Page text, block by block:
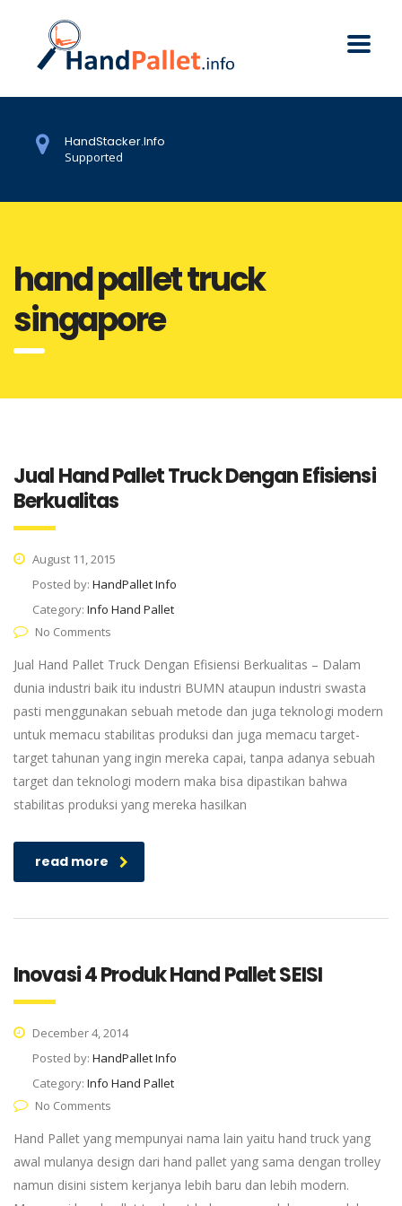
HandStacker.Info
Supported
hand pallet truck
singapore
Jual Hand Pallet Truck Dengan Efisiensi
Berkualitas
August 11, 2015
Posted by: HandPallet Info
Category: Info Hand Pallet
No Comments
Jual Hand Pallet Truck Dengan Efisiensi Berkualitas – Dalam
dunia industri baik itu industri BUMN ataupun industri swasta
pasti menggunakan sebuah metode dan juga teknologi modern
untuk memacu stabilitas produksi dan juga memacu target-
target tahunan yang ingin mereka capai, tanpa adanya sebuah
target dan teknologi modern maka bisa dipastikan bahwa
stabilitas produksi yang mereka hasilkan
read more
Inovasi 4 Produk Hand Pallet SEISI
December 4, 2014
Posted by: HandPallet Info
Category: Info Hand Pallet
No Comments
Hand Pallet yang mempunyai nama lain yaitu hand truck yang
awal mulanya design dari hand pallet yang sama dengan trolley
namun disini sistem kerjanya lebih baru dan lebih modern.